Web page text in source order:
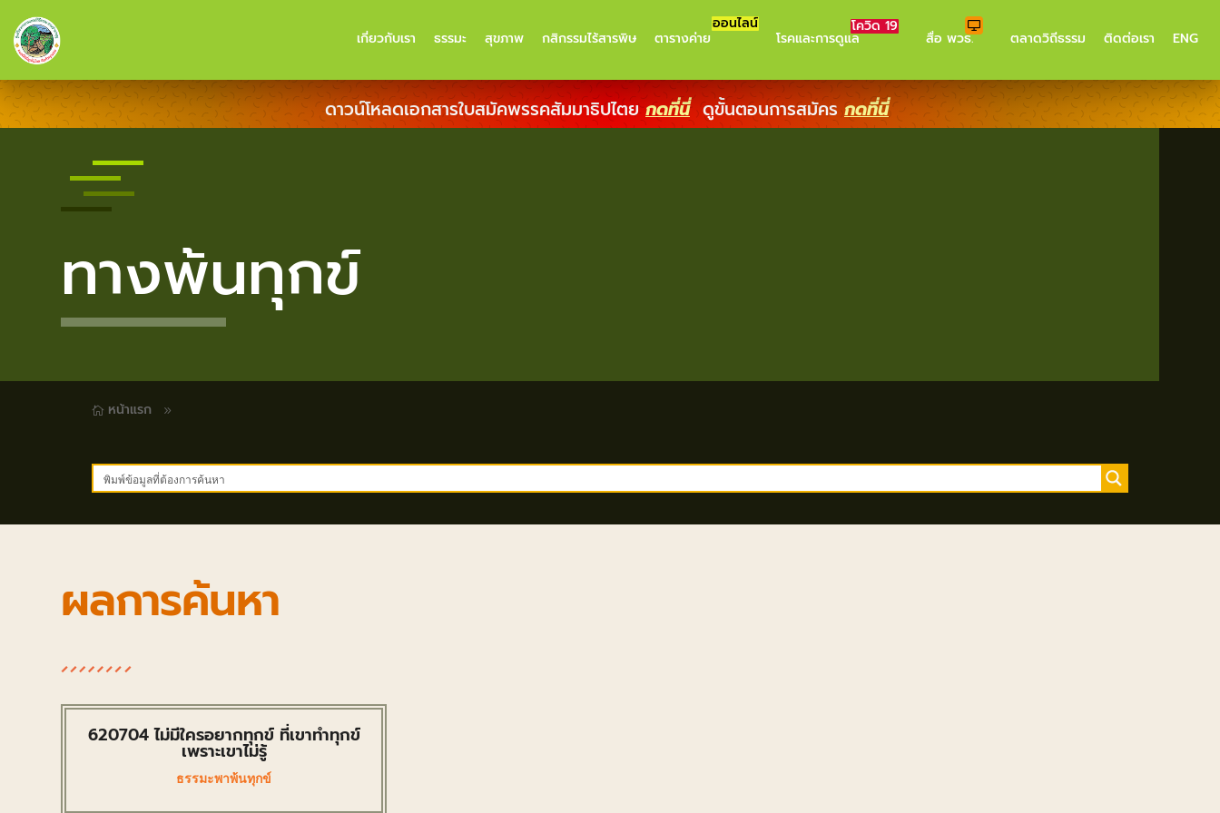
เกี่ยวกับเรา ธรรมะ สุขภาพ กสิกรรมไร้สารพิษ ตารางค่าย
ออนไลน์
โรคและการดูแล
โควิด 19
สื่อ พวธ. ตลาดวิถีธรรม ติดต่อเรา ENG
ดาวน์โหลดเอกสารใบสมัคพรรคสัมมาธิปไตยกดที่นี่ ดูขั้นตอนการสมัคร กดที่นี่
ทางพ้นทุกข์
 หน้าแรก 9
ผลการค้นหา
620704 ไม่มีใครอยากทุกข์ ที่เขาทำทุกข์
เพราะเขาไม่รู้
ธรรมะพาพ้นทุกข์